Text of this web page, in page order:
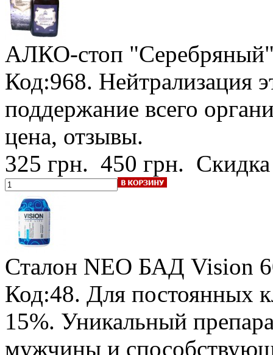
АЛКО-стоп
Код:968. Нейтрализация
поддержание всего
цена, отзывы.
325 грн. 450 грн.
Сталон NEO БАД Vision
Код:48. Для постоянных
15%. Уникальный
мужчины и